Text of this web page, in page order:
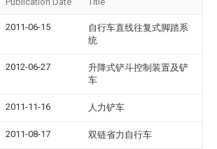
2011-06-15
自行车直线往复式脚踏系
统
2012-06-27
升降式铲斗控制装置及铲
车
2011-11-16 人力铲车
2011-08-17 双链省力自行车